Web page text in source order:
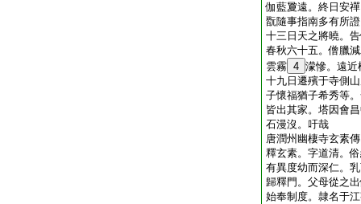
伽藍夐遠。終日安
翫隨事指南多有所
十三日天之將曉。
春秋六十五。僧臘
雲霧 4 濛慘。遠近
十九日遷殯于寺側
子懷福猶子希秀等
皆出其家。塔因會
石漫沒。吁哉
唐潤州幽棲寺玄素傳
釋玄素。字道清。
有異度幼而深仁。
歸釋門。父母從之
始奉制度。隷名于